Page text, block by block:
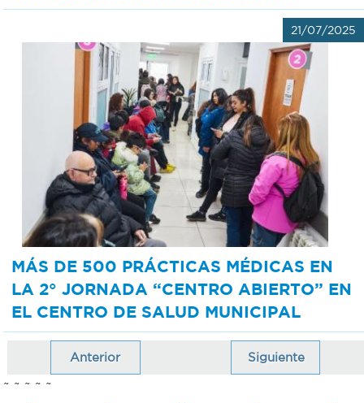
21/07/2025
MÁS DE 500 PRÁCTICAS MÉDICAS EN
LA 2° JORNADA “CENTRO ABIERTO” EN
EL CENTRO DE SALUD MUNICIPAL
Anterior Siguiente
~ ~ ~ ~ ~